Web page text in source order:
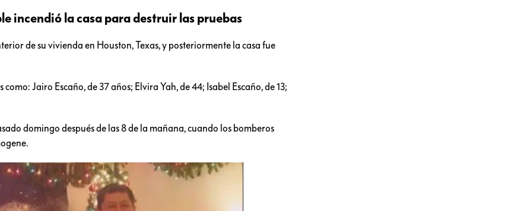
incendió la casa para destruir las pruebas
de su vivienda en Houston, Texas, y posteriormente la casa fue
Jairo Escaño, de 37 años; Elvira Yah, de 44; Isabel Escaño, de 13;
domingo después de las 8 de la mañana, cuando los bomberos